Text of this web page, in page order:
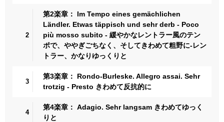
2
第2楽章： Im Tempo eines gemächlichen
Ländler. Etwas täppisch und sehr derb - Poco
più mosso subito - 緩やかなレントラー風のテン
ポで、ややぎごちなく、そしてきわめて粗野に-レン
トラー、かなりゆっくりと
3
第3楽章： Rondo-Burleske. Allegro assai. Sehr
trotzig - Presto きわめて反抗的に
4
第4楽章： Adagio. Sehr langsam きわめてゆっく
りと